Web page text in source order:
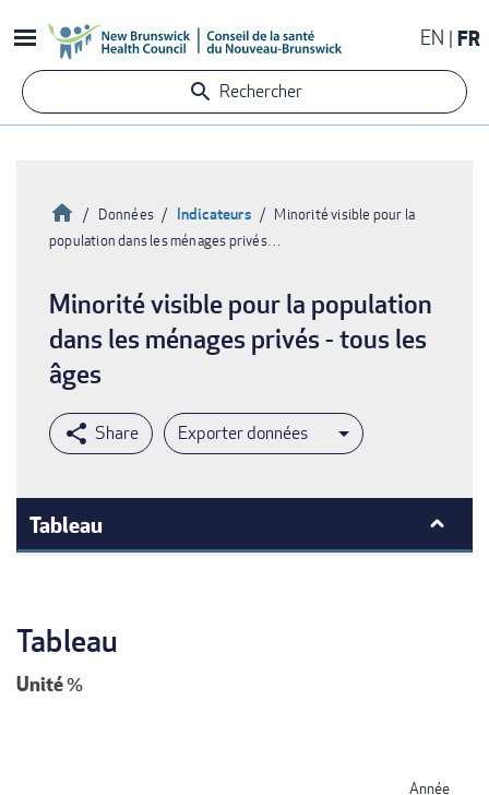
au
contenu
principal
EN FR
Rechercher
Fil
d'Ariane
Accueil
Données Indicateurs
Minorité visible pour la
population dans les ménages privés…
Minorité visible pour la population
dans les ménages privés - tous les
âges
Exporter données
Tableau
Tableau
Unité%
Année